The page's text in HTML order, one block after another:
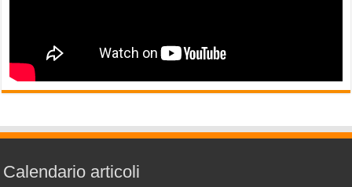
Calendario articoli